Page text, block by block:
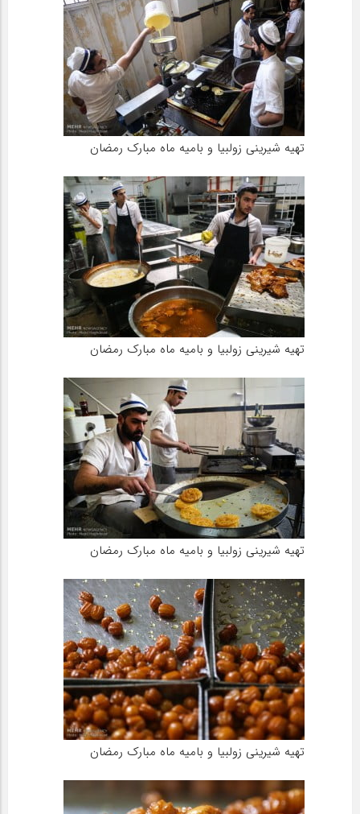
تهیه شیرینی زولبیا و بامیه ماه مبارک رمضان
تهیه شیرینی زولبیا و بامیه ماه مبارک رمضان
تهیه شیرینی زولبیا و بامیه ماه مبارک رمضان
تهیه شیرینی زولبیا و بامیه ماه مبارک رمضان